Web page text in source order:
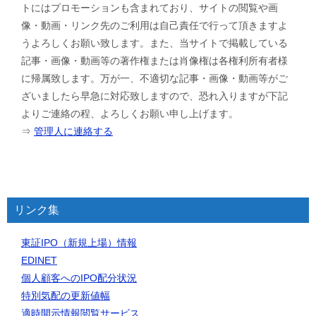
トにはプロモーションも含まれており、サイトの閲覧や画
像・動画・リンク先のご利用は自己責任で行って頂きますよ
うよろしくお願い致します。また、当サイトで掲載している
記事・画像・動画等の著作権または肖像権は各権利所有者様
に帰属致します。万が一、不適切な記事・画像・動画等がご
ざいましたら早急に対応致しますので、恐れ入りますが下記
よりご連絡の程、よろしくお願い申し上げます。
⇒ 管理人に連絡する
リンク集
東証IPO（新規上場）情報
EDINET
個人顧客へのIPO配分状況
特別気配の更新値幅
適時開示情報閲覧サービス